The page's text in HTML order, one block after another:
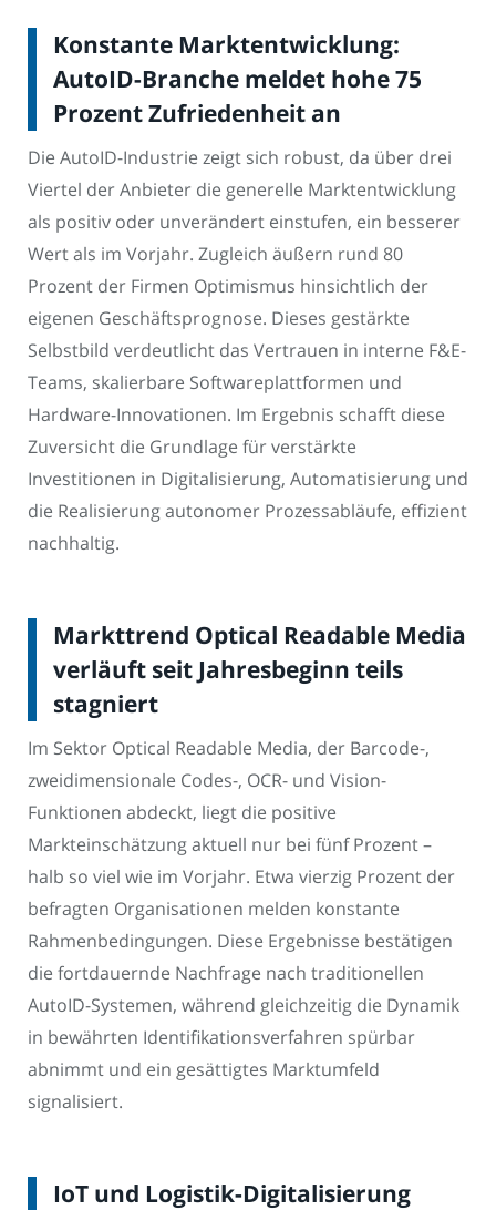
Konstante Marktentwicklung:
AutoID-Branche meldet hohe 75
Prozent Zufriedenheit an
Die AutoID-Industrie zeigt sich robust, da über drei
Viertel der Anbieter die generelle Marktentwicklung
als positiv oder unverändert einstufen, ein besserer
Wert als im Vorjahr. Zugleich äußern rund 80
Prozent der Firmen Optimismus hinsichtlich der
eigenen Geschäftsprognose. Dieses gestärkte
Selbstbild verdeutlicht das Vertrauen in interne F&E-
Teams, skalierbare Softwareplattformen und
Hardware-Innovationen. Im Ergebnis schafft diese
Zuversicht die Grundlage für verstärkte
Investitionen in Digitalisierung, Automatisierung und
die Realisierung autonomer Prozessabläufe, effizient
nachhaltig.
Markttrend Optical Readable Media
verläuft seit Jahresbeginn teils
stagniert
Im Sektor Optical Readable Media, der Barcode-,
zweidimensionale Codes-, OCR- und Vision-
Funktionen abdeckt, liegt die positive
Markteinschätzung aktuell nur bei fünf Prozent –
halb so viel wie im Vorjahr. Etwa vierzig Prozent der
befragten Organisationen melden konstante
Rahmenbedingungen. Diese Ergebnisse bestätigen
die fortdauernde Nachfrage nach traditionellen
AutoID-Systemen, während gleichzeitig die Dynamik
in bewährten Identifikationsverfahren spürbar
abnimmt und ein gesättigtes Marktumfeld
signalisiert.
IoT und Logistik-Digitalisierung